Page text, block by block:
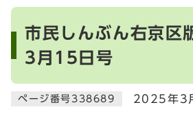
市民しんぶん右京
3月15日号
ページ番号338689 2025年3